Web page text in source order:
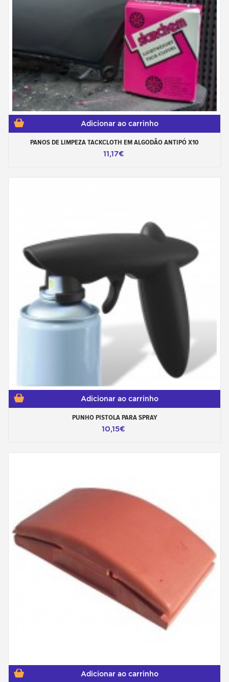
Adicionar ao carrinho
PANOS DE LIMPEZA TACKCLOTH EM ALGODÃO ANTIPÓ X10
11,17€
Adicionar ao carrinho
PUNHO PISTOLA PARA SPRAY
10,15€
Adicionar ao carrinho